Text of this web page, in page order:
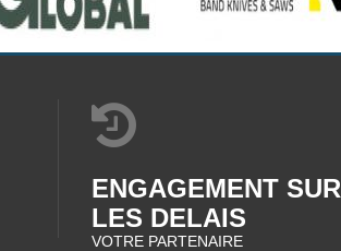
ENGAGEMENT SUR
LES DELAIS
VOTRE PARTENAIRE